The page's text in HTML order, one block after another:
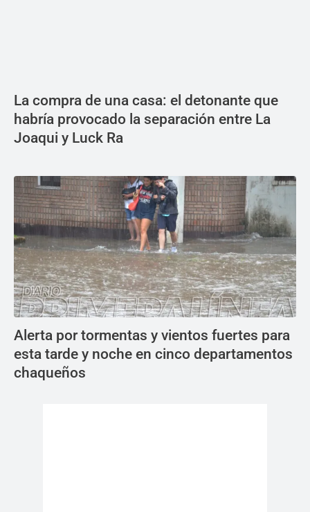
La compra de una casa: el detonante que
habría provocado la separación entre La
Joaqui y Luck Ra
Alerta por tormentas y vientos fuertes para
esta tarde y noche en cinco departamentos
chaqueños